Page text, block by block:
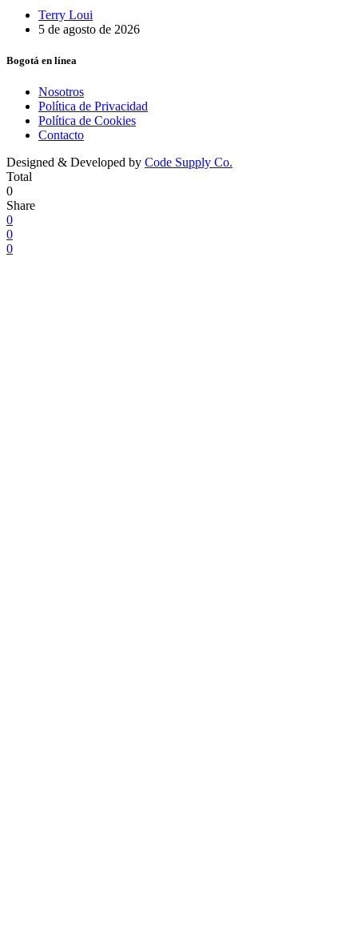
Terry Loui
5 de agosto de 2026
Bogotá en línea
Nosotros
Política de Privacidad
Política de Cookies
Contacto
Designed & Developed by Code Supply Co.
Total
0
Share
0
0
0